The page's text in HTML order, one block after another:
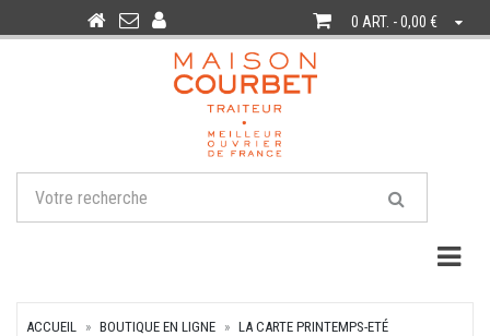
0 ART. - 0,00 €
ACCUEIL BOUTIQUE EN LIGNE
LA CARTE PRINTEMPS-ETÉ